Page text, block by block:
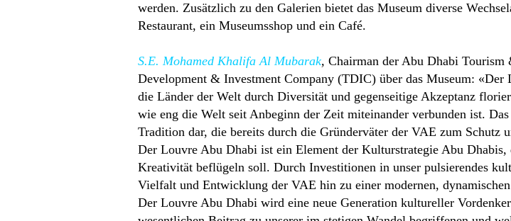
werden. Zusätzlich zu den Galerien bietet das Museum diverse
Restaurant, ein Museumsshop und ein Café.
S.E. Mohamed Khalifa Al Mubarak, Chairman der Abu Dhabi
Development & Investment Company (TDIC) über das Museum: «Der
die Länder der Welt durch Diversität und gegenseitige Akzeptanz
wie eng die Welt seit Anbeginn der Zeit miteinander verbunden ist.
Tradition dar, die bereits durch die Gründerväter der VAE zum Schutz
Der Louvre Abu Dhabi ist ein Element der Kulturstrategie Abu Dhabis,
Kreativität beflügeln soll. Durch Investitionen in unser pulsierendes
Vielfalt und Entwicklung der VAE hin zu einer modernen,
Der Louvre Abu Dhabi wird eine neue Generation kultureller